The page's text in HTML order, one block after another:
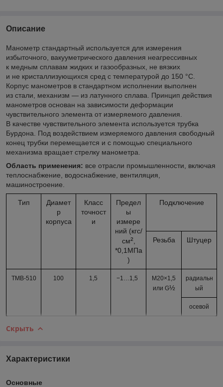
Описание
Манометр стандартный используется для измерения
избыточного, вакууметрического давления неагресcивных
к медным сплавам жидких и газообразных, не вязких
и не кристаллизующихся сред с температурой до 150 °C.
Корпус манометров в стандартном исполнении выполнен
из стали, механизм — из латунного сплава. Принцип действия
манометров основан на зависимости деформации
чувствительного элемента от измеряемого давления.
В качестве чувствительного элемента используется трубка
Бурдона. Под воздействием измеряемого давления свободный
конец трубки перемещается и с помощью специального
механизма вращает стрелку манометра.
Область применения: все отрасли промышленности, включая
теплоснабжение, водоснабжение, вентиляция,
машиностроение.
Тип
Диамет
р
корпуса
Класс
точност
и
Предел
ы
измере
ний (кгс/
см²,
*0,1МПа
)
Подключение
Резьба Штуцер
ТМВ-510 100 1,5 −1… 1,5
М20×1,5
или G½
радиальн
ый
осевой
Скрыть
Характеристики
Основные